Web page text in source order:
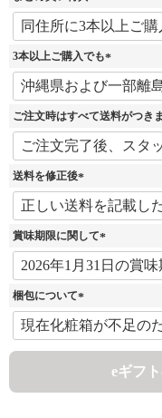
(
必
須
)
3本以上ご購入でも
(
須
ご注文時はすべて送料がつきま
送料を修正後
(
必
須
賞味期限に関して
(
必
梱包について
(
必
須
eギフ